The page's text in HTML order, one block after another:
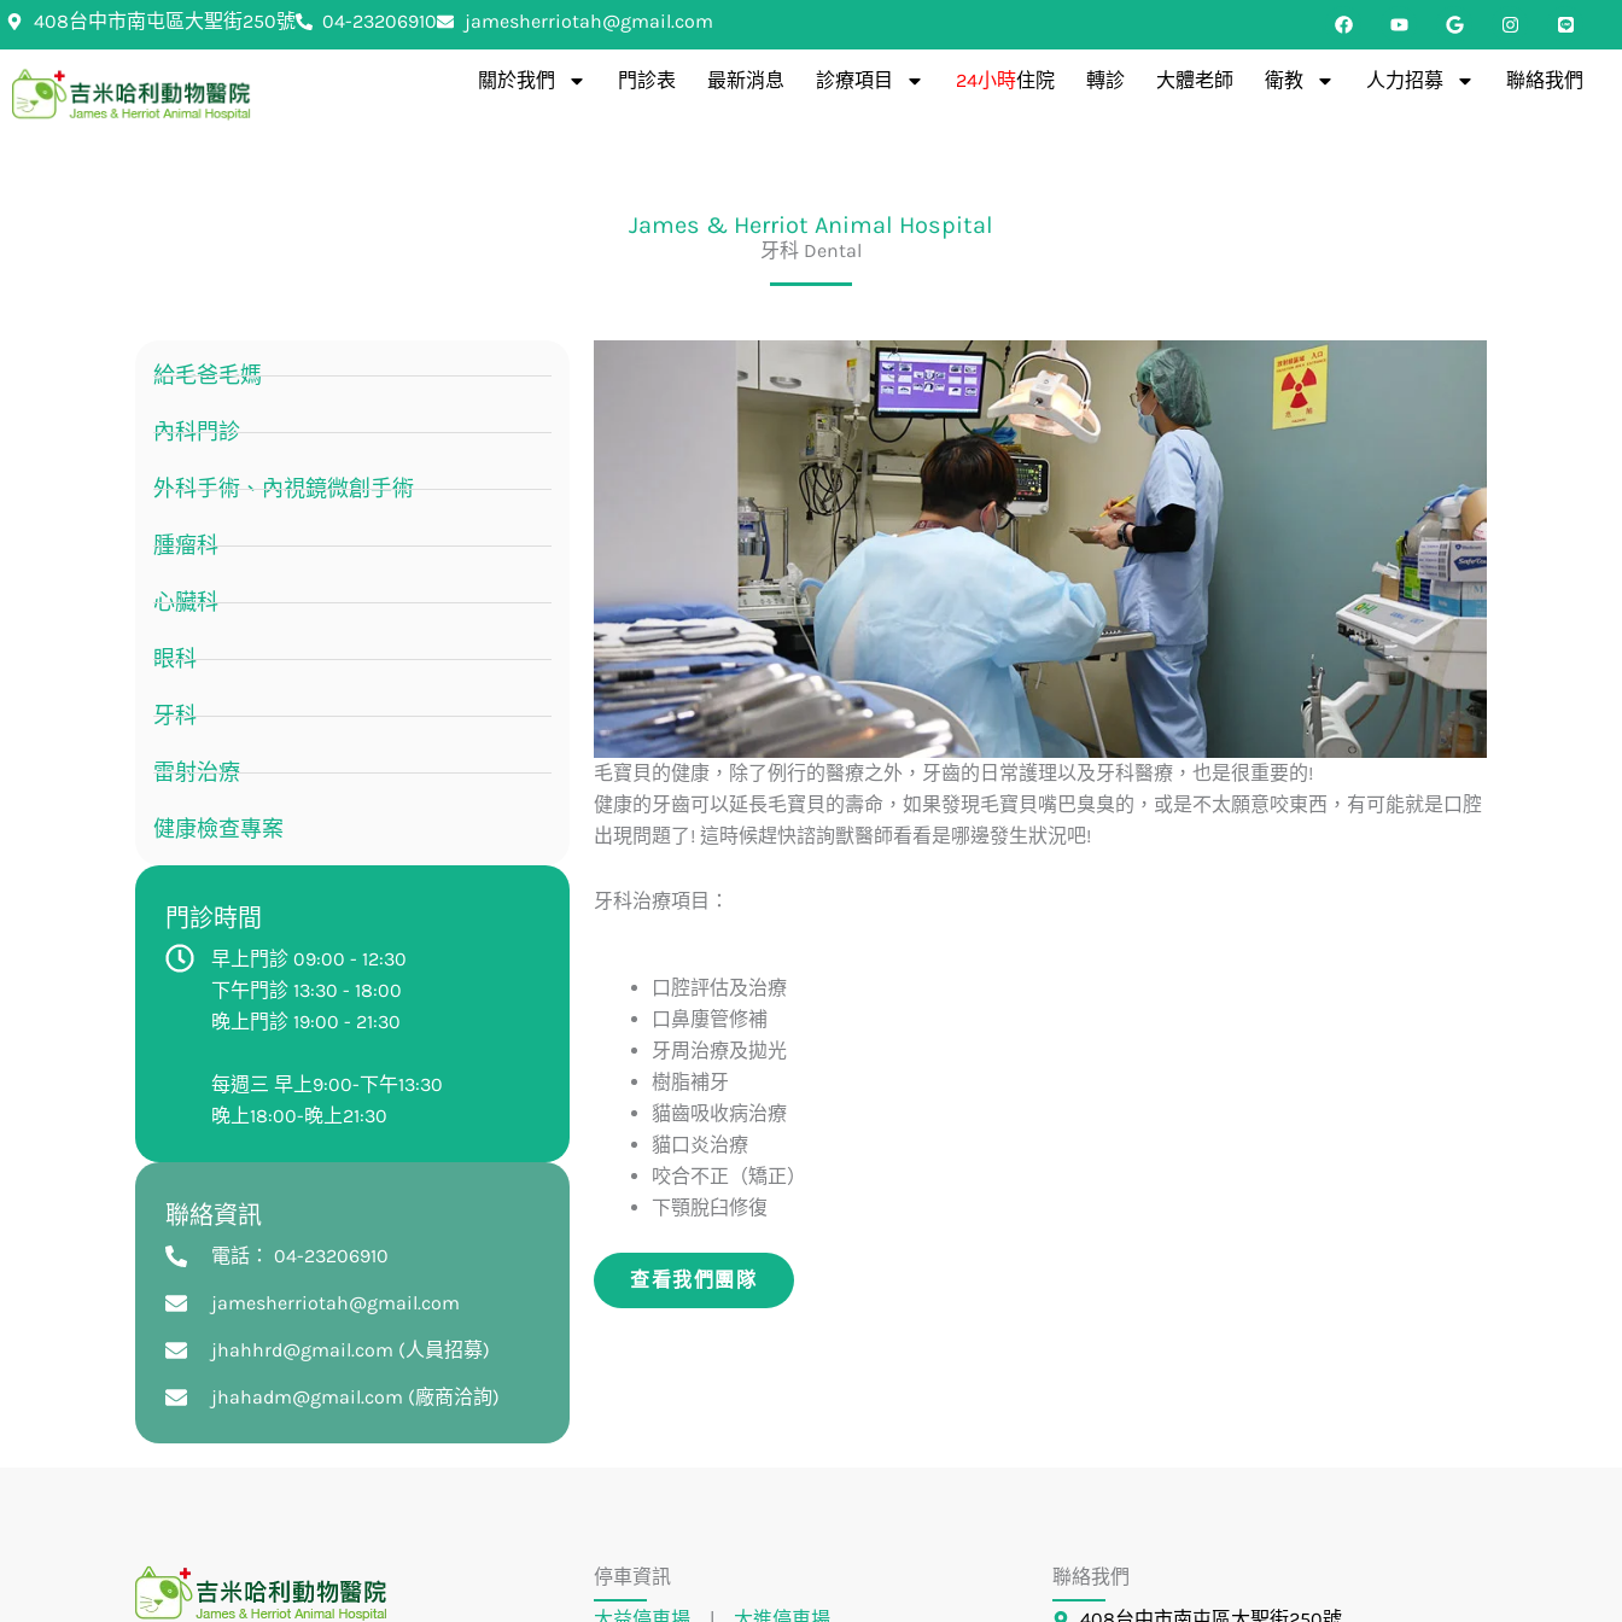
跳
至
主
要
408台中市南屯區大聖街250號 04-23206910 jamesherriotah@gmail.com
F
a
c
Y
o
u
u
G
o
o
I
n
s
t
a
L
i
n
e
關於我們 門診表 最新消息 診療項目 24小時住院 轉診 大體老師 衛教 人力招募 聯絡我們
James & Herriot Animal Hospital
牙科 Dental
給毛爸毛媽
內科門診
外科手術、內視鏡微創手術
腫瘤科
心臟科
眼科
牙科
雷射治療
健康檢查專案
門診時間
早上門診 09:00 - 12:30
下午門診 13:30 - 18:00
晚上門診 19:00 - 21:30
每週三 早上9:00-下午13:30
晚上18:00-晚上21:30
聯絡資訊
電話： 04-23206910
jamesherriotah@gmail.com
jhahhrd@gmail.com (人員招募)
jhahadm@gmail.com (廠商洽詢)
毛寶貝的健康，除了例行的醫療之外，牙齒的日常護理以及牙科醫療，也是很重要的!
健康的牙齒可以延長毛寶貝的壽命，如果發現毛寶貝嘴巴臭臭的，或是不太願意咬東西，有可能就是口腔
出現問題了! 這時候趕快諮詢獸醫師看看是哪邊發生狀況吧!
牙科治療項目：
口腔評估及治療
口鼻廔管修補
牙周治療及拋光
樹脂補牙
貓齒吸收病治療
貓口炎治療
咬合不正（矯正）
下顎脫臼修復
查看我們團隊
停車資訊
聯絡我們